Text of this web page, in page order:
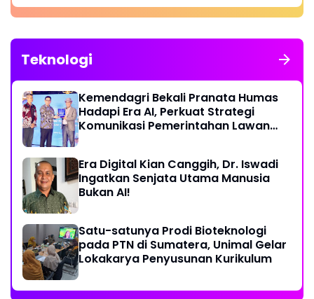
Teknologi
Kemendagri Bekali Pranata Humas
Hadapi Era AI, Perkuat Strategi
Komunikasi Pemerintahan Lawan
Era Digital Kian Canggih, Dr. Iswadi
Ingatkan Senjata Utama Manusia
Bukan AI!
Satu-satunya Prodi Bioteknologi
pada PTN di Sumatera, Unimal Gelar
Lokakarya Penyusunan Kurikulum